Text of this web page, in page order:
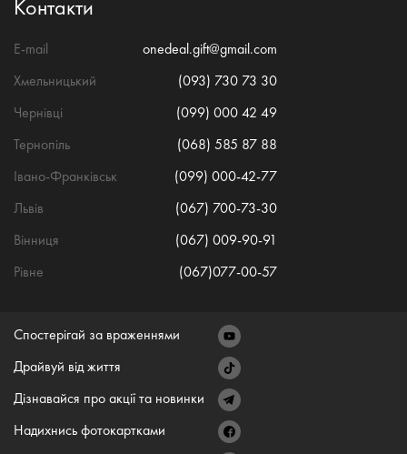
Контакти
E-mail
onedeal.gift@gmail.com
Хмельницький
(093) 730 73 30
Чернівці
(099) 000 42 49
Тернопіль
(068) 585 87 88
Івано-Франківськ
(099) 000-42-77
Львів
(067) 700-73-30
Вінниця
(067) 009-90-91
Рівне
(067)077-00-57
Спостерігай за враженнями
Драйвуй від життя
Дізнавайся про акції та новинки
Надихнись фотокартками